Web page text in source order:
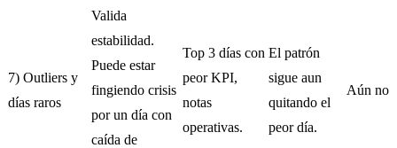
7) Outliers y
días raros
Valida
estabilidad.
Puede estar
fingiendo crisis
por un día con
caída de
Top 3 días con
peor KPI,
notas
operativas.
El patrón
sigue aun
quitando el
peor día.
Aún no